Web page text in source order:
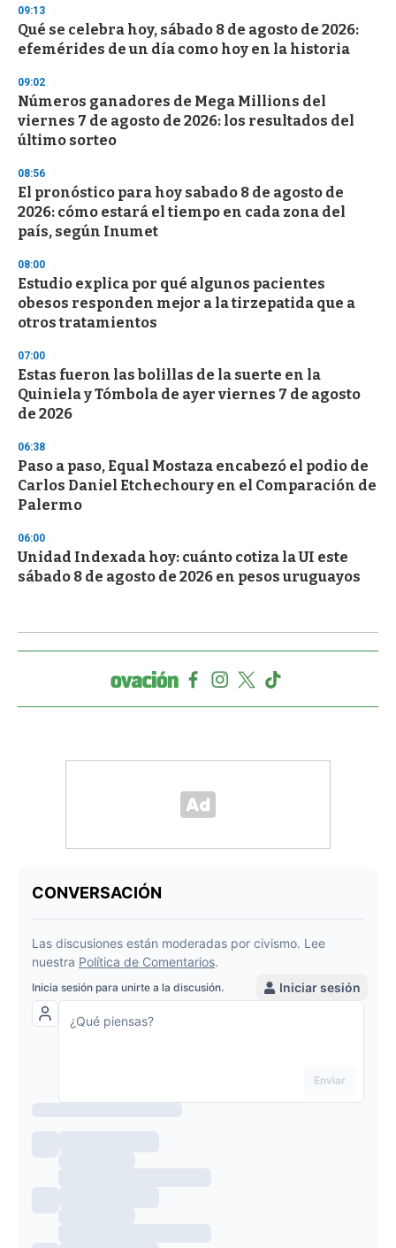
s
e
c
o
d
s
09:13
Qué se celebra hoy, sábado 8 de agosto de 2026:
efemérides de un día como hoy en la historia
09:02
Números ganadores de Mega Millions del
viernes 7 de agosto de 2026: los resultados del
último sorteo
08:56
El pronóstico para hoy sabado 8 de agosto de
2026: cómo estará el tiempo en cada zona del
país, según Inumet
08:00
Estudio explica por qué algunos pacientes
obesos responden mejor a la tirzepatida que a
otros tratamientos
07:00
Estas fueron las bolillas de la suerte en la
Quiniela y Tómbola de ayer viernes 7 de agosto
de 2026
06:38
Paso a paso, Equal Mostaza encabezó el podio de
Carlos Daniel Etchechoury en el Comparación de
Palermo
06:00
Unidad Indexada hoy: cuánto cotiza la UI este
sábado 8 de agosto de 2026 en pesos uruguayos